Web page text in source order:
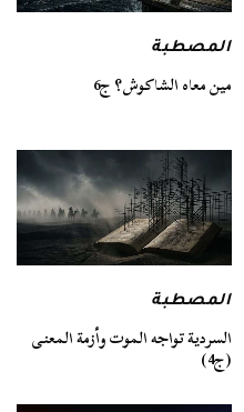
المصطبة
مين معاه الشاكوش؟ ج6
المصطبة
السردية تواجه الموت وأزمة المعنى
(ج4)